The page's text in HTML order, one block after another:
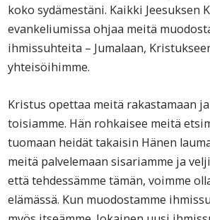
koko sydämestäni. Kaikki Jeesuksen
evankeliumissa ohjaa meitä
ihmissuhteita – Jumalaan,
yhteisöihimme.
Kristus opettaa meitä rakastamaan
toisiamme. Hän rohkaisee meitä
tuomaan heidät takaisin Hänen
meitä palvelemaan sisariamme ja
että tehdessämme tämän, voimme
elämässä. Kun muodostamme